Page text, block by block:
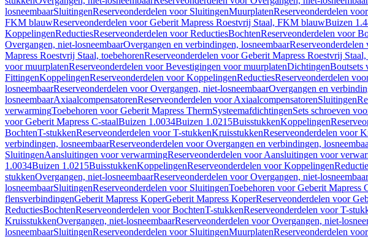
losneembaarSluitingenReserveonderdelen voor SluitingenMuurplatenReserveonderdelen
FKM blauwReserveonderdelen voor Geberit Mapress Roestvrij Staal, FKM blauwBuizen
KoppelingenReductiesReserveonderdelen voor ReductiesBochtenReserveonderdelen voor
Overgangen, niet-losneembaarOvergangen en verbindingen, losneembaar
Mapress Roestvrij Staal, toebehorenReserveonderdelen voor Geberit Mapress Roestvrij Staal,
voor muurplatenReserveonderdelen voor Bevestigingen voor muurplatenDichtingenBoutsets
FittingenKoppelingenReserveonderdelen voor KoppelingenReductiesReserveonderdelen
losneembaarReserveonderdelen voor Overgangen, niet-losneembaarOvergangen en
losneembaarAxiaalcompensatorenReserveonderdelen voor AxiaalcompensatorenSluitingen
verwarmingToebehoren voor Geberit Mapress ThermSysteemafdichtingenSets schroeven
voor Geberit Mapress C-staalBuizen 1.0034Buizen 1.0215BuisstukkenKoppelingen
BochtenT-stukkenReserveonderdelen voor T-stukkenKruisstukkenReserveonderdelen voor
verbindingen, losneembaarReserveonderdelen voor Overgangen en verbindingen,
SluitingenAansluitingen voor verwarmingReserveonderdelen voor Aansluitingen voor
1.0034Buizen 1.0215BuisstukkenKoppelingenReserveonderdelen voor Koppelingen
stukkenOvergangen, niet-losneembaarReserveonderdelen voor Overgangen, niet-losneembaar
losneembaarSluitingenReserveonderdelen voor SluitingenToebehoren voor Geberit Mapress
flensverbindingenGeberit Mapress KoperGeberit Mapress KoperReserveonderdelen voor
ReductiesBochtenReserveonderdelen voor BochtenT-stukkenReserveonderdelen voor T-
KruisstukkenOvergangen, niet-losneembaarReserveonderdelen voor Overgangen, niet-
losneembaarSluitingenReserveonderdelen voor SluitingenMuurplatenReserveonderdelen